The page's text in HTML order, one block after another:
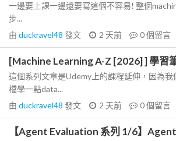
一邊要上課一邊還要寫這個不容易! 整個
步...
由 duckravel48 發文 2 天前 0個留言
[Machine Learning A-Z [2026] ] 學習
這個系列文章是Udemy上的課程延伸，因為我
檔學一點data...
由 duckravel48 發文 2 天前 0個留言
【Agent Evaluation 系列 1/6】